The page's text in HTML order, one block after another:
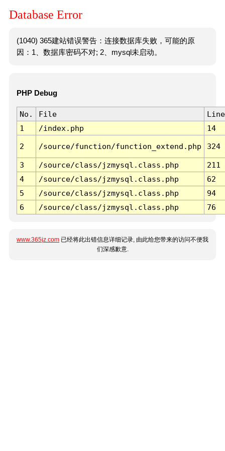
Database Error
(1040) 365建站错误警告：连接数据库失败，可能的原
因：1、数据库密码不对; 2、mysql未启动。
PHP Debug
No. File
Line
1
/index.php 14
2 /source/function/function_extend.php 324
3 /source/class/jzmysql.class.php
211
4
/source/class/jzmysql.class.php
62
5
/source/class/jzmysql.class.php
94
6
/source/class/jzmysql.class.php 76
www.365jz.com 已经将此出错信息详细记录, 由此给您带来的访问不便我
们深感歉意.